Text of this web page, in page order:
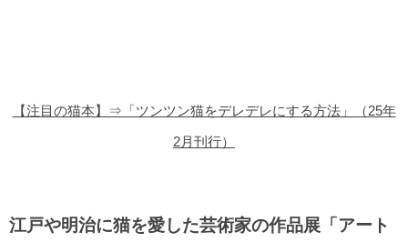
【注目の猫本】⇒「ツンツン猫をデレデレにする方法」（25年
2月刊行）
江戸や明治に猫を愛した芸術家の作品展「アート
猫のゲーム・アプリ